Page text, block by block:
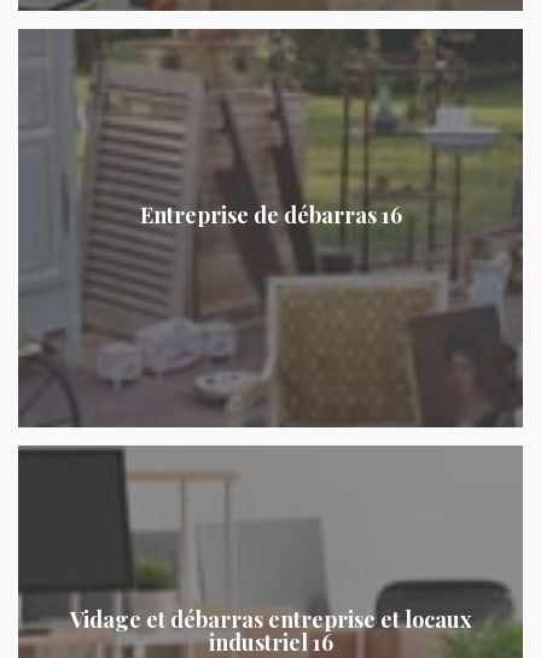
Entreprise de débarras 16
Vidage et débarras entreprise et locaux
industriel 16